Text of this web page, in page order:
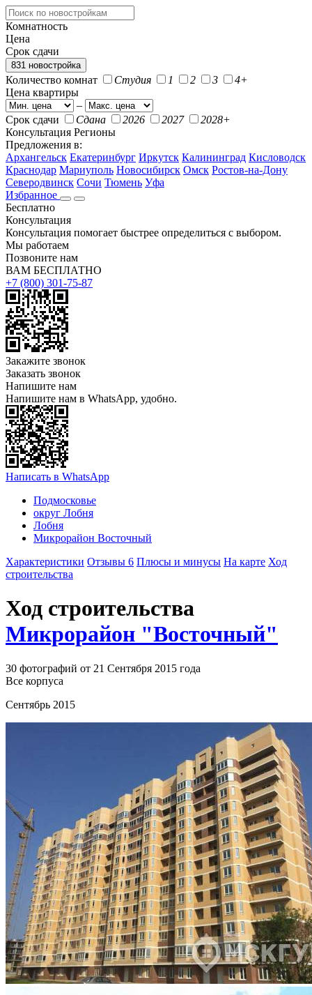
Комнатность
Цена
Срок сдачи
831 новостройка
Количество комнат Студия 1 2 3
4+
Цена квартиры
–
Срок сдачи
Сдана 2026 2027
2028+
Консультация Регионы
Предложения в:
Архангельск Екатеринбург Иркутск Калининград Кисловодск
Краснодар Мариуполь Новосибирск Омск Ростов-на-Дону
Северодвинск Сочи Тюмень Уфа
Избранное
Бесплатно
Консультация
Консультация помогает быстрее определиться с выбором.
Мы работаем
Позвоните нам
ВАМ БЕСПЛАТНО
+7 (800) 301-75-87
Закажите звонок
Заказать звонок
Напишите нам
Напишите нам в WhatsApp, удобно.
Написать в WhatsApp
Подмосковье
округ Лобня
Лобня
Микрорайон Восточный
Характеристики Отзывы 6 Плюсы и минусы На карте Ход
строительства
Ход строительства
Микрорайон "Восточный"
30 фотографий от 21 Сентября 2015 года
Все корпуса
Сентябрь 2015